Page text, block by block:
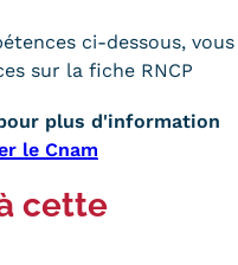
ci-dessous, vous
sur la fiche RNCP
plus d'information
le Cnam
cette